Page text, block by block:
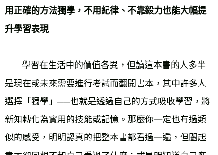
用正確的方法獨學，不用紀律、不靠毅力也能大幅提
升學習表現
學習在生活中的價值各異，但讀這本書的人多半
是現在或未來需要進行考試而翻開書本，其中許多人
選擇「獨學」──也就是透過自己的方式吸收學習，將
新知轉化為實用的技能或記憶。那麼你一定也有過類
似的感受，明明認真的把整本書都看過一遍，但闔起